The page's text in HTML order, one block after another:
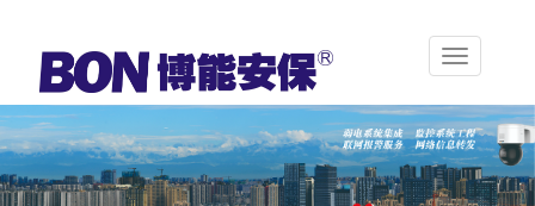
Toggle